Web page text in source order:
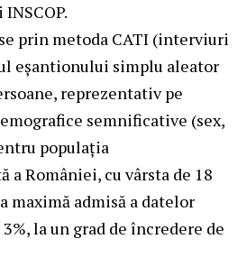
prin metoda CATI (interviuri
eșantionului simplu aleator
reprezentativ pe
semnificative (sex,
populația
României, cu vârsta de 18
maximă admisă a datelor
la un grad de încredere de